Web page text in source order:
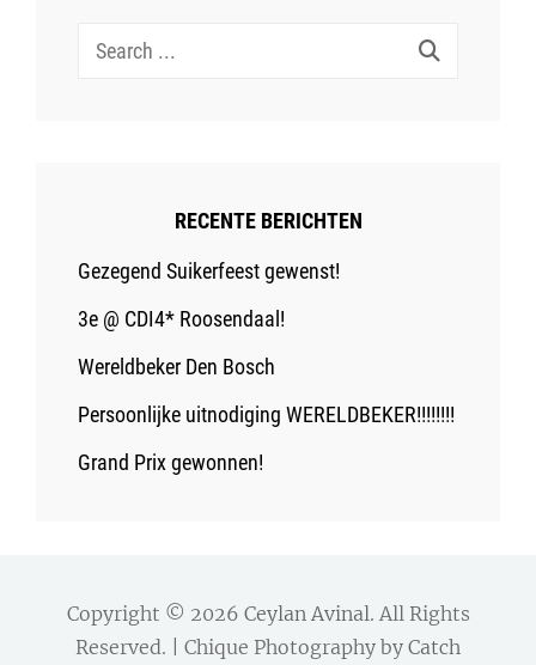
Search
RECENTE BERICHTEN
Gezegend Suikerfeest gewenst!
3e @ CDI4* Roosendaal!
Wereldbeker Den Bosch
Persoonlijke uitnodiging WERELDBEKER!!!!!!!!
Grand Prix gewonnen!
Copyright © 2026 Ceylan Avinal. All Rights
Reserved. | Chique Photography by Catch